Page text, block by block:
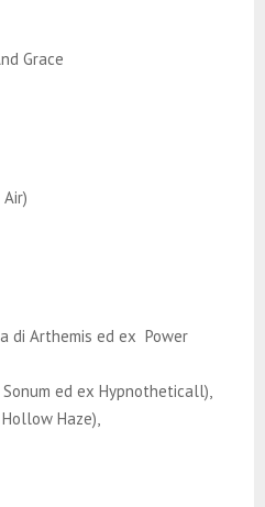
Grace
di Arthemis ed ex Power
ed ex Hypnotheticall),
Haze),